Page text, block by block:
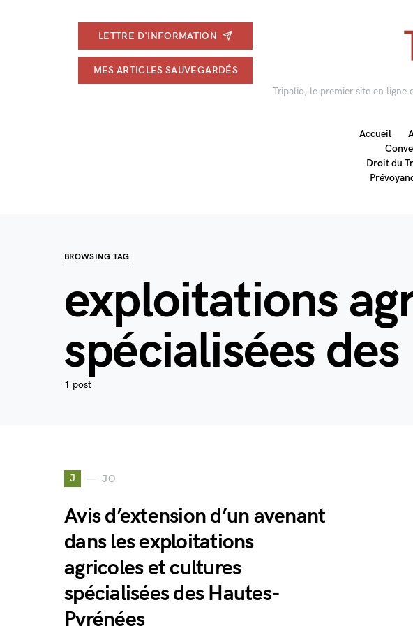
LETTRE D'INFORMATION
MES ARTICLES SAUVEGARDÉS
Tripalio, le premier site en ligne
Accueil
Droit du
BROWSING TAG
exploitations
spécialisées
1 post
J JO
Avis d’extension d’un avenant
dans les exploitations
agricoles et cultures
spécialisées des Hautes-
Pyrénées